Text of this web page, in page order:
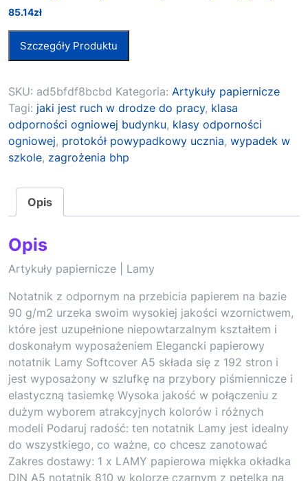
85.14zł
Szczegóły Produktu
SKU: ad5bfdf8bcbd Kategoria: Artykuły papiernicze
Tagi: jaki jest ruch w drodze do pracy, klasa
odporności ogniowej budynku, klasy odporności
ogniowej, protokół powypadkowy ucznia, wypadek w
szkole, zagrożenia bhp
Opis
Opis
Artykuły papiernicze | Lamy
Notatnik z odpornym na przebicia papierem na bazie
90 g/m2 urzeka swoim wysokiej jakości wzornictwem,
które jest uzupełnione niepowtarzalnym kształtem i
doskonałym wyposażeniem Elegancki papierowy
notatnik Lamy Softcover A5 składa się z 192 stron i
jest wyposażony w szlufkę na przybory piśmiennicze i
elastyczną tasiemkę Wysoka jakość w połączeniu z
dużym wyborem atrakcyjnych kolorów i różnych
modeli Podaruj radość: ten notatnik Lamy jest idealny
do wszystkiego, co ważne, co chcesz zanotować
Zakres dostawy: 1 x LAMY papierowa miękka okładka
DIN A5 notatnik 810 w kolorze czarnym z pętelką na